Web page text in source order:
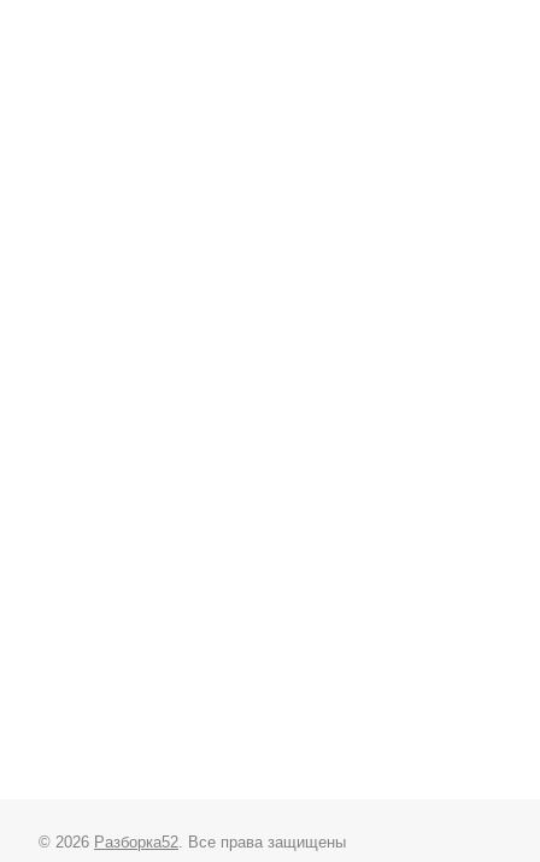
© 2026 Разборка52. Все права защищены